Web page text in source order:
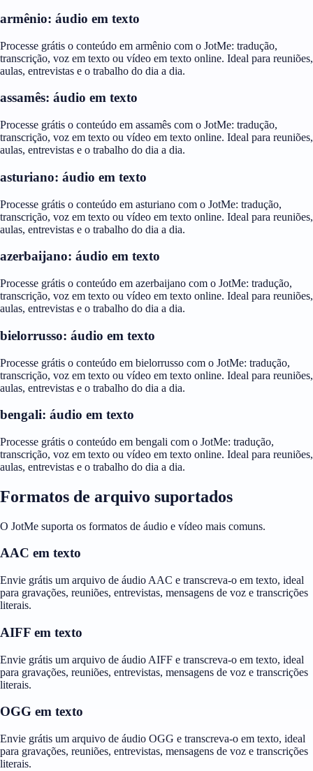
armênio: áudio em texto
Processe grátis o conteúdo em armênio com o JotMe: tradução,
transcrição, voz em texto ou vídeo em texto online. Ideal para reuniões,
aulas, entrevistas e o trabalho do dia a dia.
assamês: áudio em texto
Processe grátis o conteúdo em assamês com o JotMe: tradução,
transcrição, voz em texto ou vídeo em texto online. Ideal para reuniões,
aulas, entrevistas e o trabalho do dia a dia.
asturiano: áudio em texto
Processe grátis o conteúdo em asturiano com o JotMe: tradução,
transcrição, voz em texto ou vídeo em texto online. Ideal para reuniões,
aulas, entrevistas e o trabalho do dia a dia.
azerbaijano: áudio em texto
Processe grátis o conteúdo em azerbaijano com o JotMe: tradução,
transcrição, voz em texto ou vídeo em texto online. Ideal para reuniões,
aulas, entrevistas e o trabalho do dia a dia.
bielorrusso: áudio em texto
Processe grátis o conteúdo em bielorrusso com o JotMe: tradução,
transcrição, voz em texto ou vídeo em texto online. Ideal para reuniões,
aulas, entrevistas e o trabalho do dia a dia.
bengali: áudio em texto
Processe grátis o conteúdo em bengali com o JotMe: tradução,
transcrição, voz em texto ou vídeo em texto online. Ideal para reuniões,
aulas, entrevistas e o trabalho do dia a dia.
Formatos de arquivo suportados
O JotMe suporta os formatos de áudio e vídeo mais comuns.
AAC em texto
Envie grátis um arquivo de áudio AAC e transcreva-o em texto, ideal
para gravações, reuniões, entrevistas, mensagens de voz e transcrições
literais.
AIFF em texto
Envie grátis um arquivo de áudio AIFF e transcreva-o em texto, ideal
para gravações, reuniões, entrevistas, mensagens de voz e transcrições
literais.
OGG em texto
Envie grátis um arquivo de áudio OGG e transcreva-o em texto, ideal
para gravações, reuniões, entrevistas, mensagens de voz e transcrições
literais.